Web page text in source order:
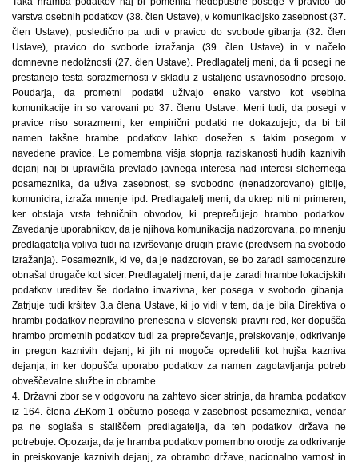
varstva osebnih podatkov (38. člen Ustave), v komunikacijsko zasebnost (37.
člen Ustave), posledično pa tudi v pravico do svobode gibanja (32. člen
Ustave), pravico do svobode izražanja (39. člen Ustave) in v načelo
domnevne nedolžnosti (27. člen Ustave). Predlagatelj meni, da ti posegi ne
prestanejo testa sorazmernosti v skladu z ustaljeno ustavnosodno presojo.
Poudarja, da prometni podatki uživajo enako varstvo kot vsebina
komunikacije in so varovani po 37. členu Ustave. Meni tudi, da posegi v
pravice niso sorazmerni, ker empirični podatki ne dokazujejo, da bi bil
namen takšne hrambe podatkov lahko dosežen s takim posegom v
navedene pravice. Le pomembna višja stopnja raziskanosti hudih kaznivih
dejanj naj bi upravičila prevlado javnega interesa nad interesi slehernega
posameznika, da uživa zasebnost, se svobodno (nenadzorovano) giblje,
komunicira, izraža mnenje ipd. Predlagatelj meni, da ukrep niti ni primeren,
ker obstaja vrsta tehničnih obvodov, ki preprečujejo hrambo podatkov.
Zavedanje uporabnikov, da je njihova komunikacija nadzorovana, po mnenju
predlagatelja vpliva tudi na izvrševanje drugih pravic (predvsem na svobodo
izražanja). Posameznik, ki ve, da je nadzorovan, se bo zaradi samocenzure
obnašal drugače kot sicer. Predlagatelj meni, da je zaradi hrambe lokacijskih
podatkov ureditev še dodatno invazivna, ker posega v svobodo gibanja.
Zatrjuje tudi kršitev 3.a člena Ustave, ki jo vidi v tem, da je bila Direktiva o
hrambi podatkov nepravilno prenesena v slovenski pravni red, ker dopušča
hrambo prometnih podatkov tudi za preprečevanje, preiskovanje, odkrivanje
in pregon kaznivih dejanj, ki jih ni mogoče opredeliti kot hujša kazniva
dejanja, in ker dopušča uporabo podatkov za namen zagotavljanja potreb
obveščevalne službe in obrambe.
4. Državni zbor se v odgovoru na zahtevo sicer strinja, da hramba podatkov
iz 164. člena ZEKom-1 občutno posega v zasebnost posameznika, vendar
pa ne soglaša s stališčem predlagatelja, da teh podatkov država ne
potrebuje. Opozarja, da je hramba podatkov pomembno orodje za odkrivanje
in preiskovanje kaznivih dejanj, za obrambo države, nacionalno varnost in